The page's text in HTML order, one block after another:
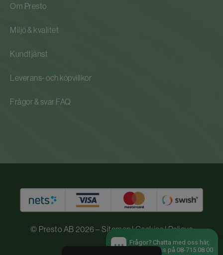
Om Presto
Miljö & kvalitet
Kundtjänst
Leverans- och köpvillkor
Frågor & svar FAQ
© Presto AB 2026 –Sitemap|Cookies|Policys